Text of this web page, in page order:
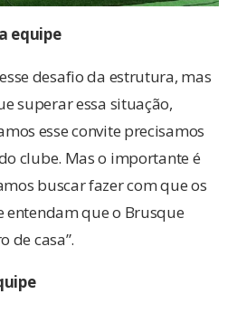
equipe
desafio da estrutura, mas
superar essa situação,
esse convite precisamos
clube. Mas o importante é
buscar fazer com que os
entendam que o Brusque
de casa”.